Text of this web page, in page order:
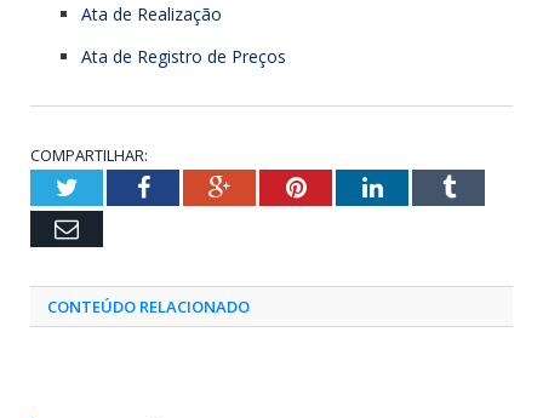
Ata de Realização
Ata de Registro de Preços
COMPARTILHAR:
TwitterFacebookGoogle+PinterestLinkedInTumblr
Email
CONTEÚDO RELACIONADO